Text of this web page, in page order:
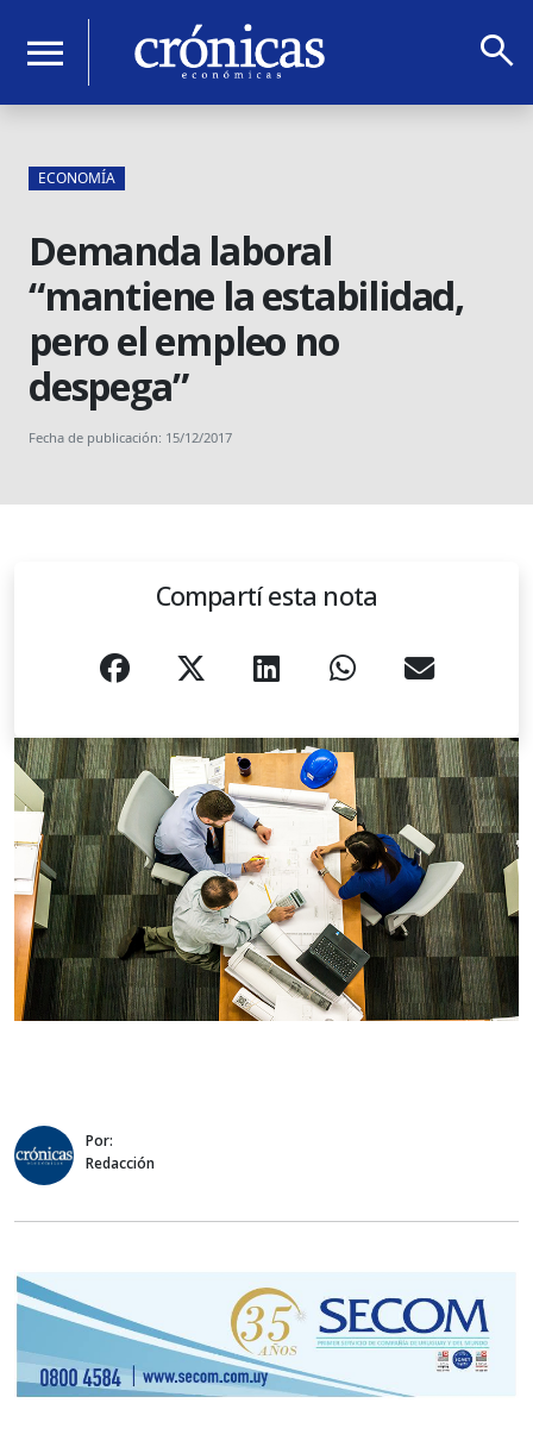
menu search
ECONOMÍA
Demanda laboral
“mantiene la estabilidad,
pero el empleo no
despega”
Fecha de publicación: 15/12/2017
Compartí esta nota
Por:
Redacción